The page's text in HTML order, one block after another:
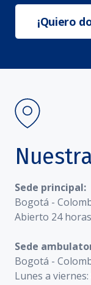
¡Quiero
Sede principal:
Bogotá -
Abierto 24
Sede
Bogotá -
Lunes a viernes: